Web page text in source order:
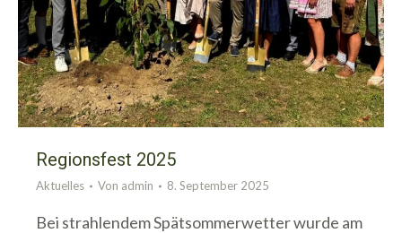
Regionsfest 2025
Aktuelles Von admin 8. September 2025
Bei strahlendem Spätsommerwetter wurde am